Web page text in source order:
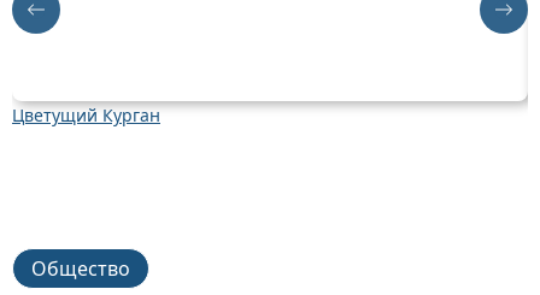
Цветущий Курган
Общество